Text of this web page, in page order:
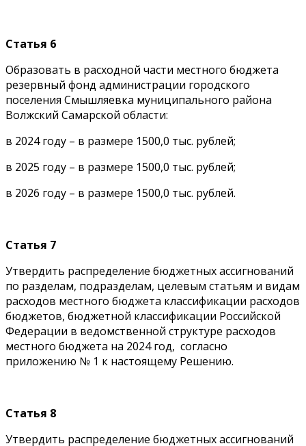
Статья 6
Образовать в расходной части местного бюджета
резервный фонд администрации городского
поселения Смышляевка муниципального района
Волжский Самарской области:
в 2024 году – в размере 1500,0 тыс. рублей;
в 2025 году – в размере 1500,0 тыс. рублей;
в 2026 году – в размере 1500,0 тыс. рублей.
Статья 7
Утвердить распределение бюджетных ассигнований
по разделам, подразделам, целевым статьям и видам
расходов местного бюджета классификации расходов
бюджетов, бюджетной классификации Российской
Федерации в ведомственной структуре расходов
местного бюджета на 2024 год, согласно
приложению № 1 к настоящему Решению.
Статья 8
Утвердить распределение бюджетных ассигнований